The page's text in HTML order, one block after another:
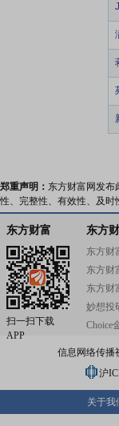
郑重声明： 东方财富网发布
性、完整性、有效性、及
东方财富
扫一扫下载
APP
东方
东方财
东方财
东方财
妙想投
Choice
信息网络传播
沪
关于我